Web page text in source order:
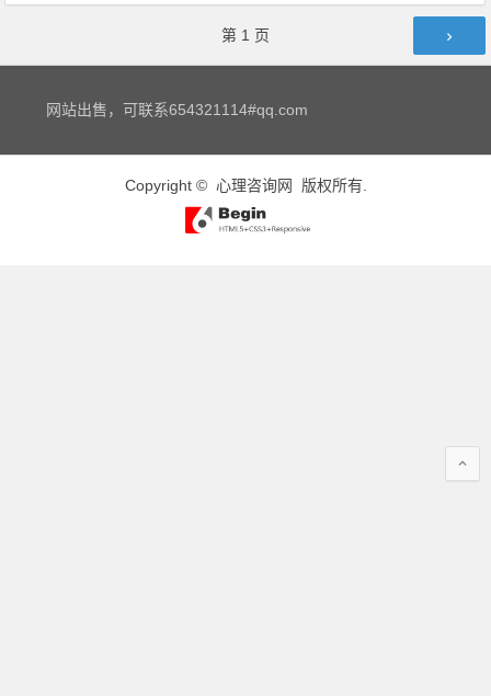
第 1 页
网站出售，可联系654321114#qq.com
Copyright © 心理咨询网 版权所有.